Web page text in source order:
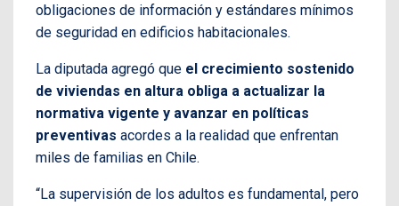
obligaciones de información y estándares mínimos
de seguridad en edificios habitacionales.
La diputada agregó que el crecimiento sostenido
de viviendas en altura obliga a actualizar la
normativa vigente y avanzar en políticas
preventivas acordes a la realidad que enfrentan
miles de familias en Chile.
“La supervisión de los adultos es fundamental, pero